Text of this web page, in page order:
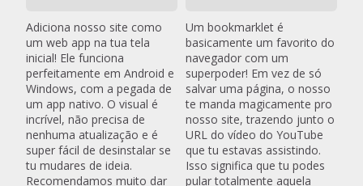
Adiciona nosso site como
um web app na tua tela
inicial! Ele funciona
perfeitamente em Android e
Windows, com a pegada de
um app nativo. O visual é
incrível, não precisa de
nenhuma atualização e é
super fácil de desinstalar se
tu mudares de ideia.
Recomendamos muito dar
Um bookmarklet é
basicamente um favorito do
navegador com um
superpoder! Em vez de só
salvar uma página, o nosso
te manda magicamente pro
nosso site, trazendo junto o
URL do vídeo do YouTube
que tu estavas assistindo.
Isso significa que tu podes
pular totalmente aquela